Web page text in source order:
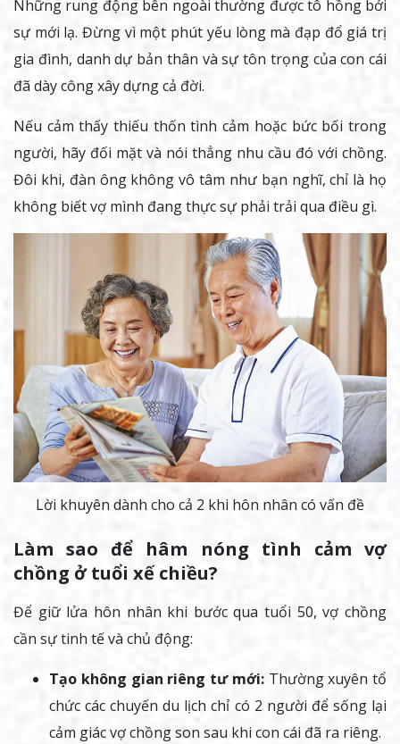
Những rung động bên ngoài thường được tô hồng bởi
sự mới lạ. Đừng vì một phút yếu lòng mà đạp đổ giá trị
gia đình, danh dự bản thân và sự tôn trọng của con cái
đã dày công xây dựng cả đời.
Nếu cảm thấy thiếu thốn tình cảm hoặc bức bối trong
người, hãy đối mặt và nói thẳng nhu cầu đó với chồng.
Đôi khi, đàn ông không vô tâm như bạn nghĩ, chỉ là họ
không biết vợ mình đang thực sự phải trải qua điều gì.
Lời khuyên dành cho cả 2 khi hôn nhân có vấn đề
Làm sao để hâm nóng tình cảm vợ
chồng ở tuổi xế chiều?
Để giữ lửa hôn nhân khi bước qua tuổi 50, vợ chồng
cần sự tinh tế và chủ động:
Tạo không gian riêng tư mới:Thường xuyên tổ
chức các chuyến du lịch chỉ có 2 người để sống lại
cảm giác vợ chồng son sau khi con cái đã ra riêng.